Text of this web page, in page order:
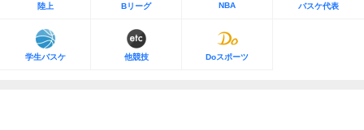
陸上 Bリーグ NBA バスケ代表
学生バスケ 他競技 Doスポーツ